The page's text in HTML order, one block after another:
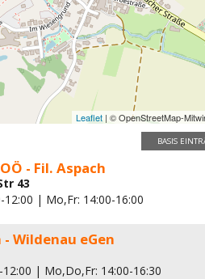
Leaflet | © OpenStreetMap-
BASIS
- Fil. Aspach
43
| Mo,Fr: 14:00-16:00
Wildenau eGen
| Mo,Do,Fr: 14:00-16:30